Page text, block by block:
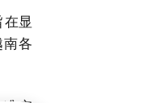
显
各